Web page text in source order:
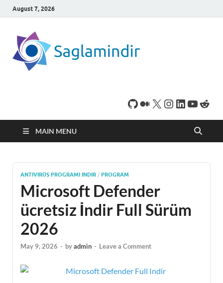
August 7, 2026
indirebileceğiniz sade
bir indirme sitesidir.
MAIN MENU
ANTIVIRÜS PROGRAMI INDIR / PROGRAM
Microsoft Defender
ücretsiz İndir Full Sürüm
2026
May 9, 2026 - byadmin - Leave a Comment